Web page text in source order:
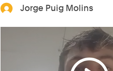
Jorge Puig Molins